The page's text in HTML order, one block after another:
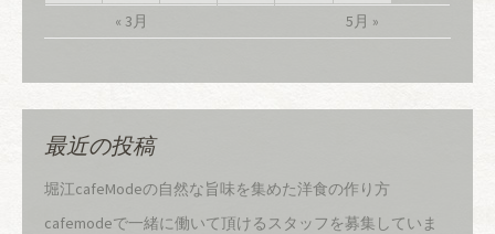
« 3月 5月 »
最近の投稿
堀江cafeModeの自然な旨味を集めた洋食の作り方
cafemodeで一緒に働いて頂けるスタッフを募集していま